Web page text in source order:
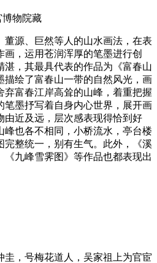
博物院藏
董源、巨然等人的山水画法，在表
，运用苍润浑厚的笔墨进行创
湛，其最具代表的作品为《富春山
描绘了富春山一带的自然风光，画
弃富春江岸高耸的山峰，着重把握
笔墨抒写着自身内心世界，展开画
由近及远，层次感表现得恰到好
峰也各不相同，小桥流水，亭台楼
完整统一，别有生气。此外，《溪
《九峰雪霁图》等作品也都表现出
圭，号梅花道人，吴家祖上为官宦